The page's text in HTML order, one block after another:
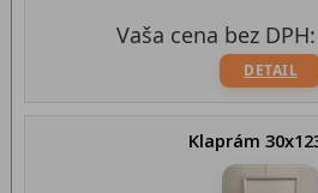
DETAIL
Vaša cena bez DPH:
Klaprám